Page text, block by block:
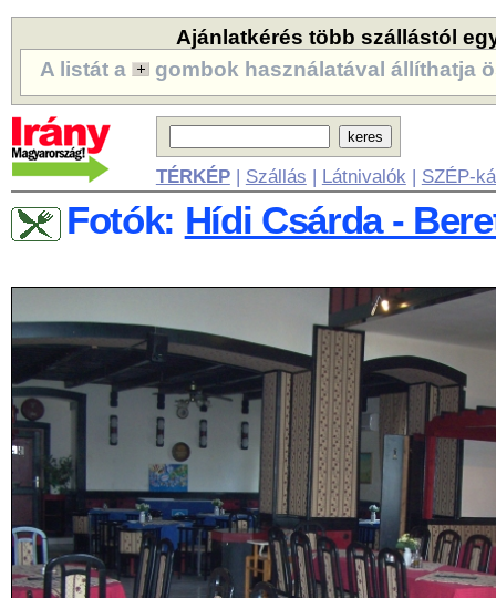
Ajánlatkérés több szállástól
A listát a
gombok használatával állíthatja
TÉRKÉP| Szállás | Látnivalók | SZÉP-
Fotók: Hídi Csárda -